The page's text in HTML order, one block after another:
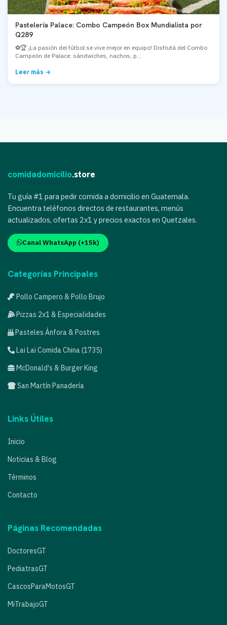
Pastelería Palace: Combo Campeón Box Mundialista por
Q289
⚽🏆 ¡La pasión del fútbol se vive mejor en equipo! Disfrutá del Combo
Campeón de Palace: sándwiches, nachos, p...
Leer más →
comidadomicilio.store
Tu guía #1 para pedir comida a domicilio en Guatemala.
Encuentra teléfonos directos de restaurantes, menús
actualizados, ofertas 2x1 y precios exactos en Quetzales.
Canal WhatsApp (+15k)
Categorías Principales
Pollo Campero & Pollo Brujo
Pizzas 2x1 & Especialidades
Pasteles Ánfora & Postres
Lai Lai Comida China (1735)
McDonald's & Burger King
San Martín Panadería
Links Útiles
Inicio
Noticias & Blog
Términos
Contacto
Páginas Recomendadas
DoctoresGT
PediatrasGT
CascosParaMotosGT
MiTrabajoGT